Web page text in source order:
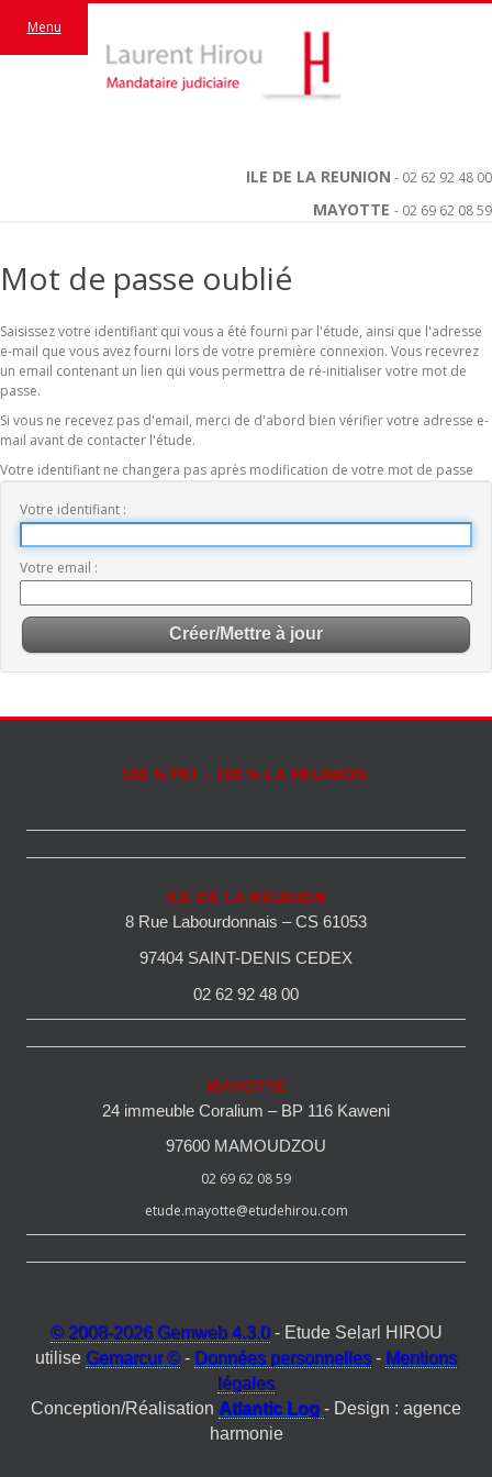
ILE DE LA REUNION - 02 62 92 48 00
MAYOTTE - 02 69 62 08 59
Menu
Mot de passe oublié
Saisissez votre identifiant qui vous a été fourni par l'étude, ainsi que l'adresse
e-mail que vous avez fourni lors de votre première connexion. Vous recevrez
un email contenant un lien qui vous permettra de ré-initialiser votre mot de
passe.
Si vous ne recevez pas d'email, merci de d'abord bien vérifier votre adresse e-
mail avant de contacter l'étude.
Votre identifiant ne changera pas après modification de votre mot de passe
Votre identifiant
Votre email
100 % PEI - 100 % LA REUNION
ILE DE LA REUNION
8 Rue Labourdonnais – CS 61053
97404 SAINT-DENIS CEDEX
02 62 92 48 00
MAYOTTE
24 immeuble Coralium – BP 116 Kaweni
97600 MAMOUDZOU
02 69 62 08 59
etude.mayotte@etudehirou.com
© 2008-2026 Gemweb 4.3.0- Etude Selarl HIROU
utilise Gemarcur © - Données personnelles - Mentions
légales
Conception/Réalisation Atlantic Log - Design : agence
harmonie